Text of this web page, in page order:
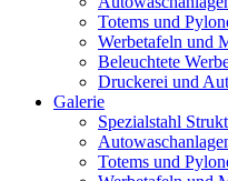
Totems und
Werbetafeln und
Beleuchtete
Druckerei und
Galerie
Spezialstahl
Totems und